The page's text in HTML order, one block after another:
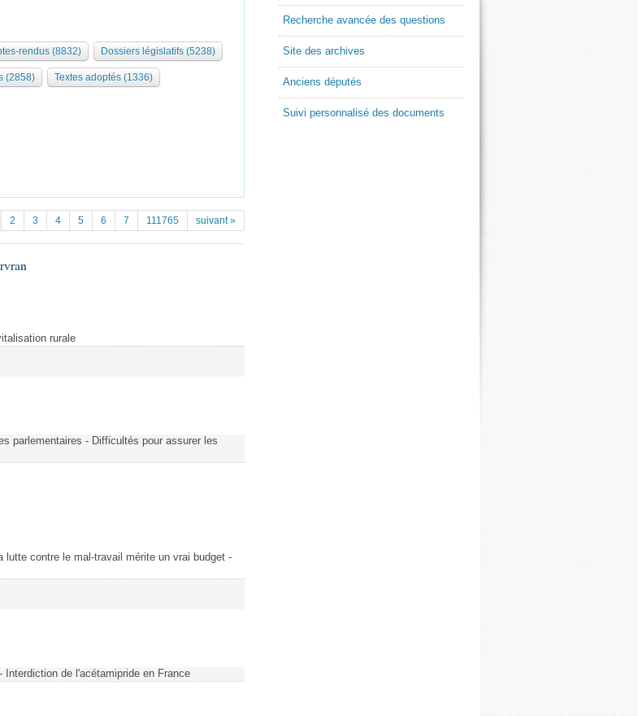
rendus (8832) Dossiers législatifs (5238)
(2858) Textes adoptés (1336)
2 3 4 5 6 7 111765 suivant »
rurale
parlementaires - Difficultés pour assurer les
contre le mal-travail mérite un vrai budget -
de l'acétamipride en France
Recherche avancée des questions
Site des archives
Anciens députés
Suivi personnalisé des documents